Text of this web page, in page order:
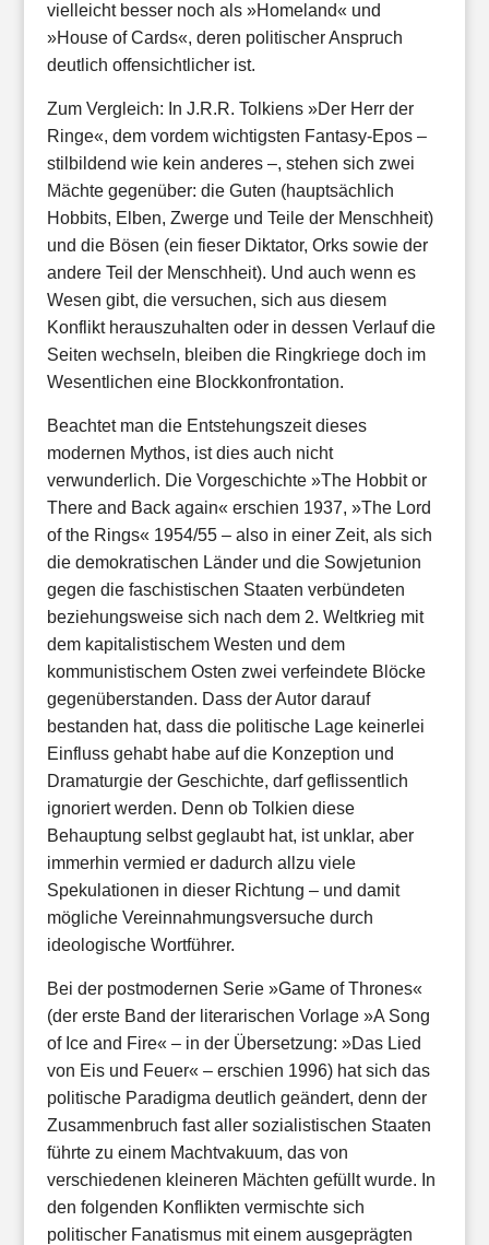
vielleicht besser noch als »Homeland« und
»House of Cards«, deren politischer Anspruch
deutlich offensichtlicher ist.
Zum Vergleich: In J.R.R. Tolkiens »Der Herr der
Ringe«, dem vordem wichtigsten Fantasy-Epos –
stilbildend wie kein anderes –, stehen sich zwei
Mächte gegenüber: die Guten (hauptsächlich
Hobbits, Elben, Zwerge und Teile der Menschheit)
und die Bösen (ein fieser Diktator, Orks sowie der
andere Teil der Menschheit). Und auch wenn es
Wesen gibt, die versuchen, sich aus diesem
Konflikt herauszuhalten oder in dessen Verlauf die
Seiten wechseln, bleiben die Ringkriege doch im
Wesentlichen eine Blockkonfrontation.
Beachtet man die Entstehungszeit dieses
modernen Mythos, ist dies auch nicht
verwunderlich. Die Vorgeschichte »The Hobbit or
There and Back again« erschien 1937, »The Lord
of the Rings« 1954/55 – also in einer Zeit, als sich
die demokratischen Länder und die Sowjetunion
gegen die faschistischen Staaten verbündeten
beziehungsweise sich nach dem 2. Weltkrieg mit
dem kapitalistischem Westen und dem
kommunistischem Osten zwei verfeindete Blöcke
gegenüberstanden. Dass der Autor darauf
bestanden hat, dass die politische Lage keinerlei
Einfluss gehabt habe auf die Konzeption und
Dramaturgie der Geschichte, darf geflissentlich
ignoriert werden. Denn ob Tolkien diese
Behauptung selbst geglaubt hat, ist unklar, aber
immerhin vermied er dadurch allzu viele
Spekulationen in dieser Richtung – und damit
mögliche Vereinnahmungsversuche durch
ideologische Wortführer.
Bei der postmodernen Serie »Game of Thrones«
(der erste Band der literarischen Vorlage »A Song
of Ice and Fire« – in der Übersetzung: »Das Lied
von Eis und Feuer« – erschien 1996) hat sich das
politische Paradigma deutlich geändert, denn der
Zusammenbruch fast allersozialistischen Staaten
führte zu einem Machtvakuum, das von
verschiedenen kleineren Mächten gefüllt wurde. In
den folgenden Konflikten vermischte sich
politischer Fanatismus mit einem ausgeprägten